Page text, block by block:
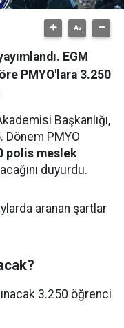
EGM
PMYO'lara 3.250
Başkanlığı,
Dönem PMYO
polis meslek
duyurdu.
aranan şartlar
3.250 öğrenci